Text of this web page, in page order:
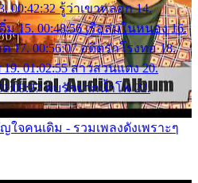
00:42:32 รู้ว่าเขาหลอก 14.
15. 00:48:56 เรือล่มในหนอง 16.
17. 00:56:07 อดีตรักโรงทอ 18.
01:02:55 สาวสวนแตง 20.
พบรักปากน้ำโพ 22.
จคนเดิม - รวมเพลงดังเพราะๆ